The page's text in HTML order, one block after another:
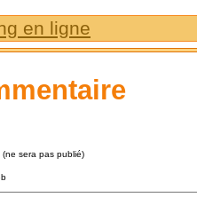
en ligne
(ne sera pas publié)